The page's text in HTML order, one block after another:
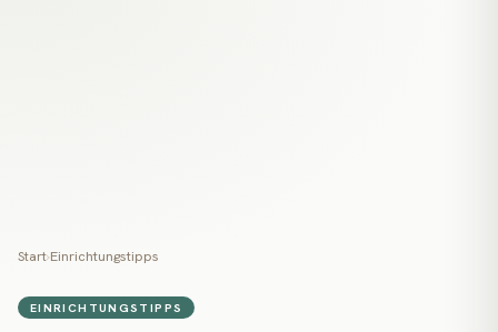
Start›Einrichtungstipps
EINRICHTUNGSTIPPS